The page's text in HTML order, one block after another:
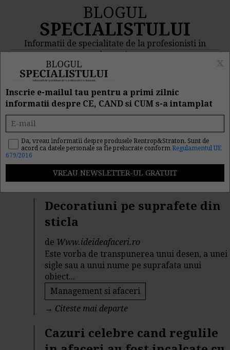
BLOGUL
SPECIALISTULUI
Informatii de specialitate de la profesionisti in
domeniu
MENIU
Rezultat cautare
"business"
Cautarea facuta dupa cuvantul/sirul de cuvinte
business" a returnat 277 articole.
Decoratiuni pe suprafete din
sticla
de Www.ideideafaceri.ro
Este vorba de transpunerea unui desen, a unei
sigle sau a unui nume pe suprafata unui
obiect...
Management si afaceri
→ Citeste mai departe
Cazuri celebre cand regulile
Inscrie e-mailul tau pentru a primi zilnic
informatii despre CE, CAND si CUM s-a intamplat
Da, vreau informatii despre produsele Rentrop&Straton. Sunt de
acord ca datele personale sa fie prelucrate conform Regulamentul UE
679/2016